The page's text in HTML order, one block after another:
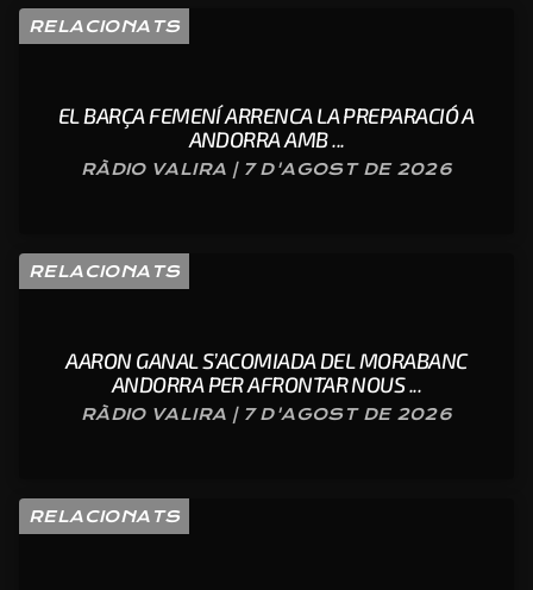
RELACIONATS
EL BARÇA FEMENÍ ARRENCA LA PREPARACIÓ A
ANDORRA AMB ...
RÀDIO VALIRA | 7 D'AGOST DE 2026
RELACIONATS
AARON GANAL S’ACOMIADA DEL MORABANC
ANDORRA PER AFRONTAR NOUS ...
RÀDIO VALIRA | 7 D'AGOST DE 2026
RELACIONATS